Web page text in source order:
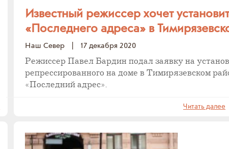
Известный режиссер хочет
«Последнего адреса» в
Наш Север
17 декабря 2020
Режиссер Павел Бардин подал заявку на
репрессированного на доме в Тимирязевском
«Последний адрес».
Читать далее